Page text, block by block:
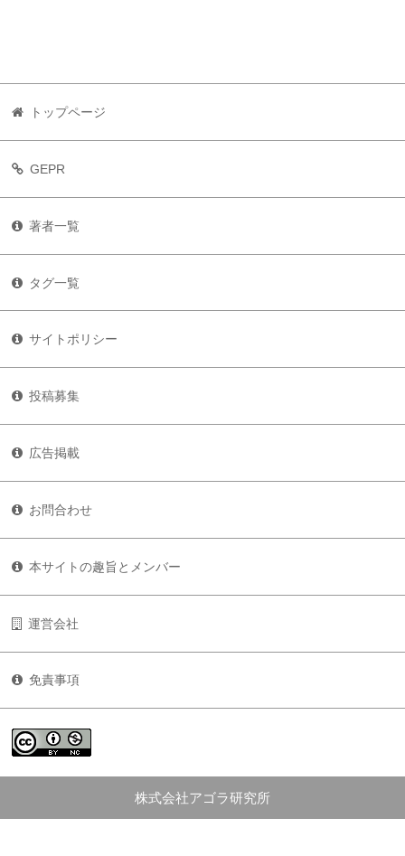
トップページ
GEPR
著者一覧
タグ一覧
サイトポリシー
投稿募集
広告掲載
お問合わせ
本サイトの趣旨とメンバー
運営会社
免責事項
株式会社アゴラ研究所